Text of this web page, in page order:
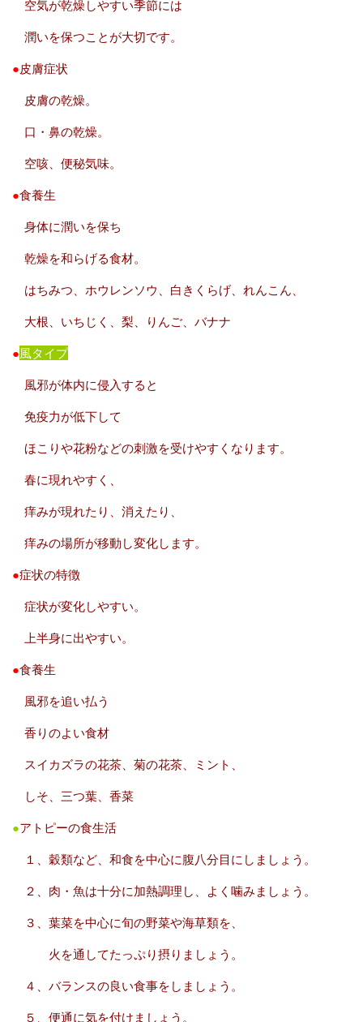
空気が乾燥しやすい季節には
潤いを保つことが大切です。
●皮膚症状
皮膚の乾燥。
口・鼻の乾燥。
空咳、便秘気味。
●食養生
身体に潤いを保ち
乾燥を和らげる食材。
はちみつ、ホウレンソウ、白きくらげ、れんこん、
大根、いちじく、梨、りんご、バナナ
●風タイプ
風邪が体内に侵入すると
免疫力が低下して
ほこりや花粉などの刺激を受けやすくなります。
春に現れやすく、
痒みが現れたり、消えたり、
痒みの場所が移動し変化します。
●症状の特徴
症状が変化しやすい。
上半身に出やすい。
●食養生
風邪を追い払う
香りのよい食材
スイカズラの花茶、菊の花茶、ミント、
しそ、三つ葉、香菜
●アトピーの食生活
１、穀類など、和食を中心に腹八分目にしましょう。
２、肉・魚は十分に加熱調理し、よく噛みましょう。
３、葉菜を中心に旬の野菜や海草類を、
火を通してたっぷり摂りましょう。
４、バランスの良い食事をしましょう。
５、便通に気を付けましょう。